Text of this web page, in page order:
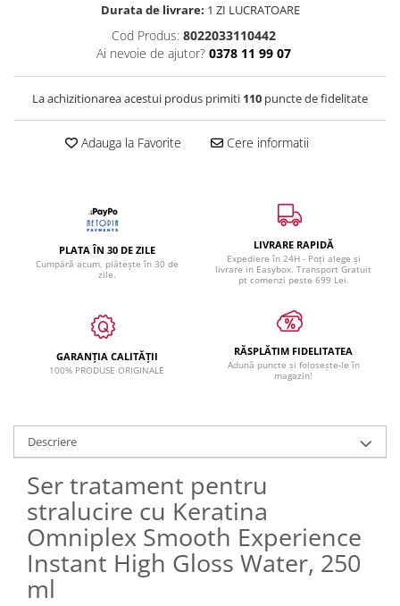
Durata de livrare: 1 ZI LUCRATOARE
Cod Produs: 8022033110442
Ai nevoie de ajutor? 0378 11 99 07
La achizitionarea acestui produs primiti 110 puncte de fidelitate
Adauga la Favorite Cere informatii
PLATA ÎN 30 DE ZILE
Cumpără acum, plătește în 30 de
zile.
LIVRARE RAPIDĂ
Expediere în 24H - Poți alege și
livrare in Easybox. Transport Gratuit
pt comenzi peste 699 Lei.
GARANȚIA CALITĂȚII
100% PRODUSE ORIGINALE
RĂSPLĂTIM FIDELITATEA
Adună puncte și folosește-le în
magazin!
Descriere
Ser tratament pentru
stralucire cu Keratina
Omniplex Smooth Experience
Instant High Gloss Water, 250
ml